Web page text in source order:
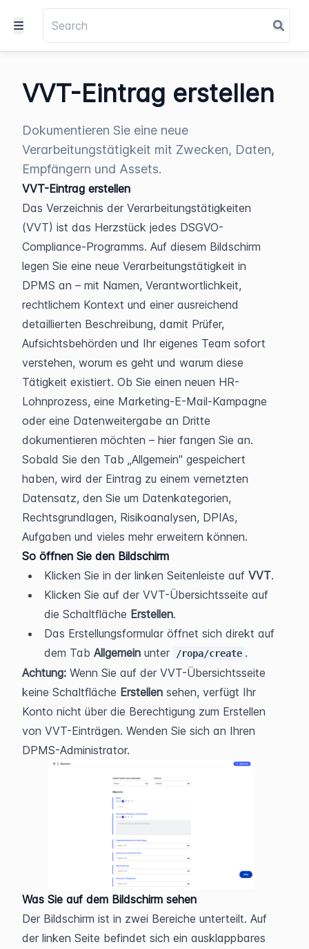
VVT-Eintrag erstellen
Dokumentieren Sie eine neue
Verarbeitungstätigkeit mit Zwecken, Daten,
Empfängern und Assets.
VVT-Eintrag erstellen
Das Verzeichnis der Verarbeitungstätigkeiten
(VVT) ist das Herzstück jedes DSGVO-
Compliance-Programms. Auf diesem Bildschirm
legen Sie eine neue Verarbeitungstätigkeit in
DPMS an – mit Namen, Verantwortlichkeit,
rechtlichem Kontext und einer ausreichend
detaillierten Beschreibung, damit Prüfer,
Aufsichtsbehörden und Ihr eigenes Team sofort
verstehen, worum es geht und warum diese
Tätigkeit existiert. Ob Sie einen neuen HR-
Lohnprozess, eine Marketing-E-Mail-Kampagne
oder eine Datenweitergabe an Dritte
dokumentieren möchten – hier fangen Sie an.
Sobald Sie den Tab „Allgemein" gespeichert
haben, wird der Eintrag zu einem vernetzten
Datensatz, den Sie um Datenkategorien,
Rechtsgrundlagen, Risikoanalysen, DPIAs,
Aufgaben und vieles mehr erweitern können.
So öffnen Sie den Bildschirm
Klicken Sie in der linken Seitenleiste auf VVT.
Klicken Sie auf der VVT-Übersichtsseite auf
die Schaltfläche Erstellen.
Das Erstellungsformular öffnet sich direkt auf
dem Tab Allgemein unter /ropa/create .
Achtung: Wenn Sie auf der VVT-Übersichtsseite
keine Schaltfläche Erstellen sehen, verfügt Ihr
Konto nicht über die Berechtigung zum Erstellen
von VVT-Einträgen. Wenden Sie sich an Ihren
DPMS-Administrator.
Was Sie auf dem Bildschirm sehen
Der Bildschirm ist in zwei Bereiche unterteilt. Auf
der linken Seite befindet sich ein ausklappbares